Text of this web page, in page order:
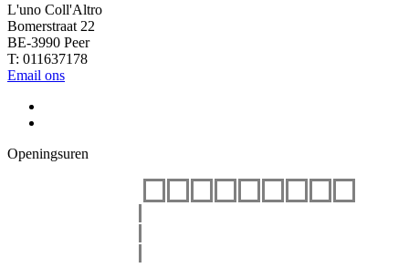
L'uno Coll'Altro
Bomerstraat 22
BE-3990 Peer
T: 011637178
Email ons
Openingsuren